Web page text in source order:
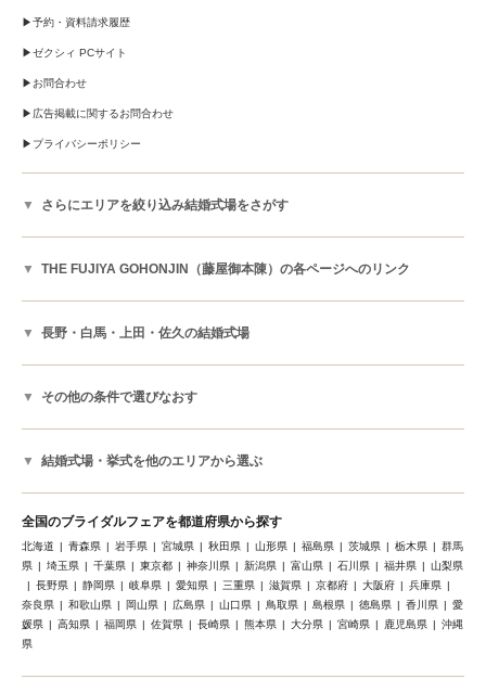
予約・資料請求履歴
ゼクシィ PCサイト
お問合わせ
広告掲載に関するお問合わせ
プライバシーポリシー
さらにエリアを絞り込み結婚式場をさがす
THE FUJIYA GOHONJIN（藤屋御本陳）の各ページへのリンク
長野・白馬・上田・佐久の結婚式場
その他の条件で選びなおす
結婚式場・挙式を他のエリアから選ぶ
全国のブライダルフェアを都道府県から探す
北海道 青森県 岩手県 宮城県 秋田県 山形県 福島県 茨城県 栃木県
群馬
県
埼玉県 千葉県 東京都 神奈川県 新潟県 富山県 石川県 福井県
山梨県
長野県
静岡県 岐阜県 愛知県 三重県 滋賀県 京都府 大阪府
兵庫県
奈良県
和歌山県 岡山県 広島県 山口県 鳥取県 島根県 徳島県 香川県
愛
媛県
高知県 福岡県 佐賀県 長崎県 熊本県 大分県 宮崎県 鹿児島県
沖縄
県